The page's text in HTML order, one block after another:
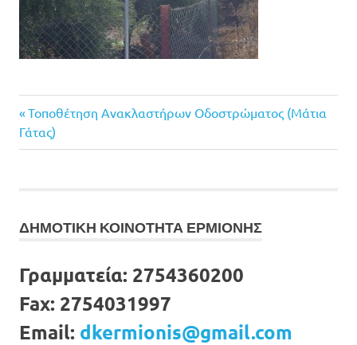
Πλοήγηση
άρθρων
Previous
Post:
Τοποθέτηση Ανακλαστήρων Οδοστρώματος (Μάτια
Γάτας)
ΔΗΜΟΤΙΚΗ ΚΟΙΝΟΤΗΤΑ ΕΡΜΙΟΝΗΣ
Γραμματεία: 2754360200
Fax: 2754031997
Email: dkermionis@gmail.com